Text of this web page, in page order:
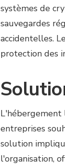
systèmes de
sauvegardes
accidentelles.
protection des
L'hébergement
entreprises
solution
l'organisation,